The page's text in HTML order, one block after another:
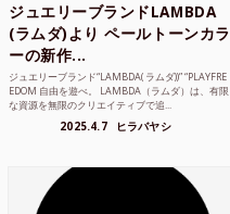
ジュエリーブランドLAMBDA
(ラムダ)より ペールトーンカラ
ーの新作...
ジュエリーブランド“LAMBDA( ラムダ))” “PLAYFRE
EDOM 自由を遊べ。 LAMBDA（ラムダ）は、有限
な資源を無限のクリエイティブで追...
2025.4.7 ヒラバヤシ